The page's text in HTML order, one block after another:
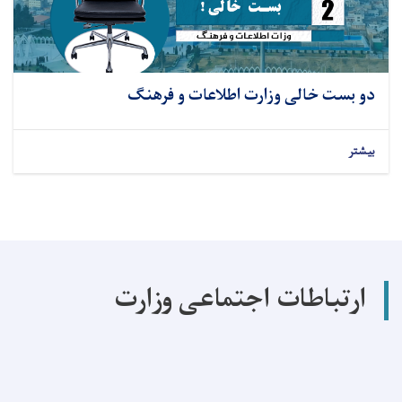
دو بست خالی وزارت اطلاعات و فرهنگ
بیشتر
ارتباطات اجتماعی وزارت